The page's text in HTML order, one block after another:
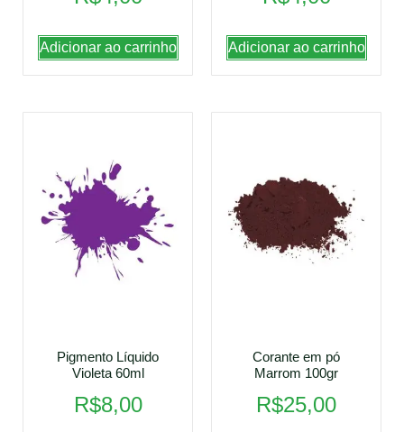
Adicionar ao carrinho Adicionar ao carrinho
Pigmento Líquido
Violeta 60ml
R$8,00
Corante em pó
Marrom 100gr
R$25,00